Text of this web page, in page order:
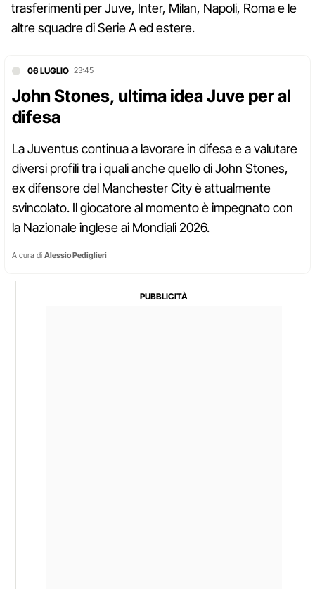
trasferimenti per Juve, Inter, Milan, Napoli, Roma e le
altre squadre di Serie A ed estere.
06 LUGLIO 23:45
John Stones, ultima idea Juve per al
difesa
La Juventus continua a lavorare in difesa e a valutare
diversi profili tra i quali anche quello di John Stones,
ex difensore del Manchester City è attualmente
svincolato. Il giocatore al momento è impegnato con
la Nazionale inglese ai Mondiali 2026.
A cura di Alessio Pediglieri